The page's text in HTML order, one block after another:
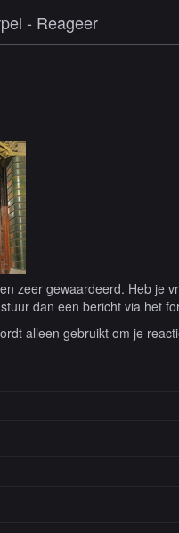
- Reageer
zeer gewaardeerd. Heb je
dan een bericht via het
alleen gebruikt om je